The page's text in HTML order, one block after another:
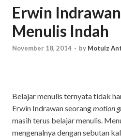
Erwin
Menulis Indah
November 18, 2014 - by Motulz
Belajar menulis ternyata tidak
Erwin Indrawan seorangmotion
masih terus belajar menulis.
mengenalnya dengan sebutan